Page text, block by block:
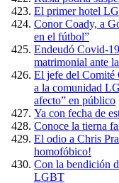
El primer hotel
Conor Coady, a
en el fútbol”
Endeudó Covid-
matrimonial ante
El jefe del Comité
a la comunidad
afecto” en público
Ya con fecha de
Conoce la tierna
El odio a Chris
homofóbico!
Con la bendición
LGBT